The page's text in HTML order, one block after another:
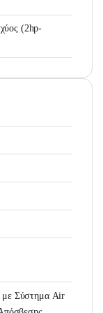
(2hp-
με Σύστημα Air